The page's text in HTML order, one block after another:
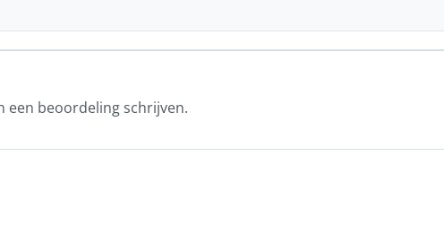
een beoordeling schrijven.